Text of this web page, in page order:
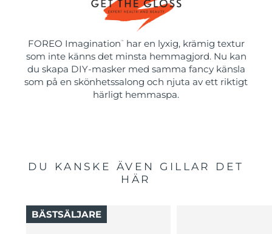
FOREO Imagination ™
har en lyxig, krämig textur
som inte känns det minsta hemmagjord. Nu kan
du skapa DIY-masker med samma fancy känsla
som på en skönhetssalong och njuta av ett riktigt
härligt hemmaspa.
DU KANSKE ÄVEN GILLAR DET
HÄR
BÄSTSÄLJARE